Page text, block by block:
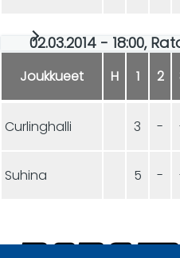
02.03.2014 - 18:00,
Joukkueet H 1 2
Curlinghalli 3 -
Suhina 5 -